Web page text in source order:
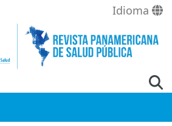
Idioma